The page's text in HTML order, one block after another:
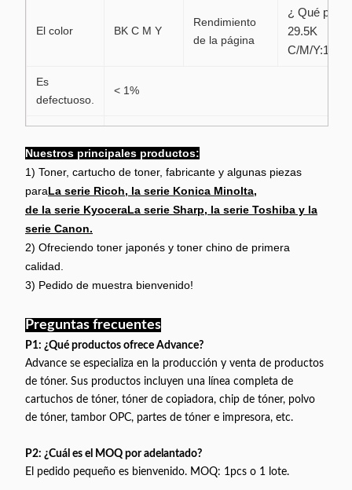
El color BK C M Y
Rendimiento
de la página
¿ Qué
29.5K
C/M/Y:18K
Es
defectuoso.
< 1%
Se utiliza
para
comercialización de los productos incluidos en
el presente Reglamento se determinarán en
función de las condiciones establecidas en el
presente Reglamento.
Cuota de
producción
Vender por
lotes, 1 lote
= 20 piezas
Término de
negociación
anexo I del
Reglamento
(CE) n.o
1224/2009
Nuestros principales productos:
1) Toner, cartucho de toner, fabricante y algunas piezas
paraLa serie Ricoh, la serie Konica Minolta,
de la serie KyoceraLa serie Sharp, la serie Toshiba y la
serie Canon.
2) Ofreciendo toner japonés y toner chino de primera
calidad.
3) Pedido de muestra bienvenido!
Preguntas frecuentes
P1: ¿Qué productos ofrece Advance?
Advance se especializa en la producción y venta de productos
de tóner. Sus productos incluyen una línea completa de
cartuchos de tóner, tóner de copiadora, chip de tóner, polvo
de tóner, tambor OPC, partes de tóner e impresora, etc.
P2: ¿Cuál es el MOQ por adelantado?
El pedido pequeño es bienvenido. MOQ: 1pcs o 1 lote.